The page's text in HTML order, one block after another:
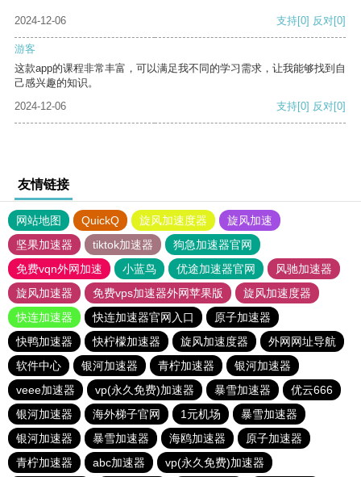
2024-12-06 支持[0] 反对[0]
游客
这款app的课程非常丰富，可以满足我不同的学习需求，让我能够找到自
己感兴趣的知识。
2024-12-06
支持[0] 反对[0]
友情链接
网站地图 QuickQ 旋风加速度器
旋风加速
坚果加速器
tiktok加速器
狗急加速器官网
免费vqn外网加速
小蓝鸟 优途加速器官网
风驰加速器
旋风加速器
免费vps加速器外网苹果版
旋风加速度器
快连加速器
快连加速器官网入口
原子加速器
快鸭加速器
快柠檬加速器 旋风加速度器
外网网址导航
软件中心
银河加速器 青柠加速器
银河加速器
veee加速器
vp(永久免费)加速器 暴雪加速器
优云666
银河加速器
海外梯子官网 1元机场
暴雪加速器
银河加速器
暴雪加速器 海鸥加速器
原子加速器
青柠加速器
abc加速器 vp(永久免费)加速器